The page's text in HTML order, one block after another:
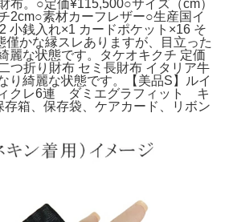
布。○定価¥115,500○サイズ（cm）
2cm○素材カーフレザー○生産国イ
小銭入れ×1 カードポケット×16 そ
僅かな縁スレありますが、目立った
麗な状態です。タケオキクチ 定価
つ折り財布 セミ長財布 イタリア牛
り綺麗な状態です。【美品S】ルイ
クレ6連 ダミエグラフィット キ
箱、保存袋、ケアカード、リボン